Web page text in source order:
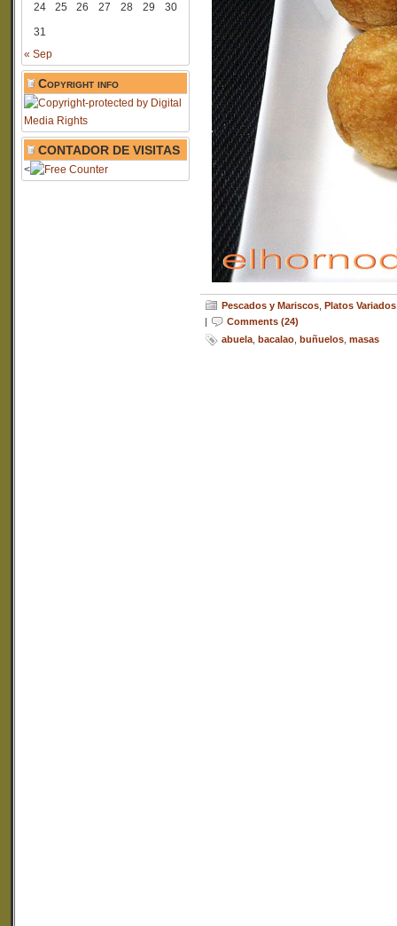
24
25 26 27 28 29
30
31
« Sep
Copyright info
CONTADOR DE VISITAS
<
Pescados y Mariscos Platos
|
Comments (24)
abuela bacalao buñuelos masas